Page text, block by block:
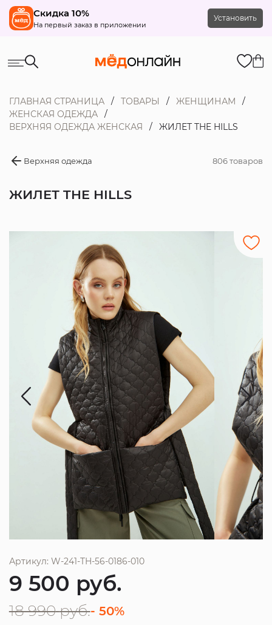
Скидка 10%
На первый заказ в приложении
Установить
ГЛАВНАЯ СТРАНИЦА ТОВАРЫ
ЖЕНЩИНАМ
ЖЕНСКАЯ ОДЕЖДА
ВЕРХНЯЯ ОДЕЖДА ЖЕНСКАЯ
ЖИЛЕТ THE HILLS
Верхняя одежда 806 товаров
ЖИЛЕТ THE HILLS
Артикул: W-241-TH-56-0186-010
9 500 руб.
18 990 руб.- 50%